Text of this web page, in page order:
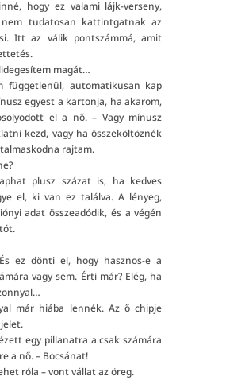
hogy ez valami lájk-verseny,
tudatosan kattintgatnak az
Itt az válik pontszámmá, amit
magát…
függetlenül, automatikusan kap
egyest a kartonja, ha akarom,
el a nő. – Vagy mínusz
kezd, vagy ha összeköltöznék
rajtam.
plusz százat is, ha kedves
el, ki van ez találva. A lényeg,
adat összeadódik, és a végén
ez dönti el, hogy hasznos-e a
vagy sem. Érti már? Elég, ha
már hiába lennék. Az ő chipje
egy pillanatra a csak számára
a nő. – Bocsánat!
róla – vont vállat az öreg.